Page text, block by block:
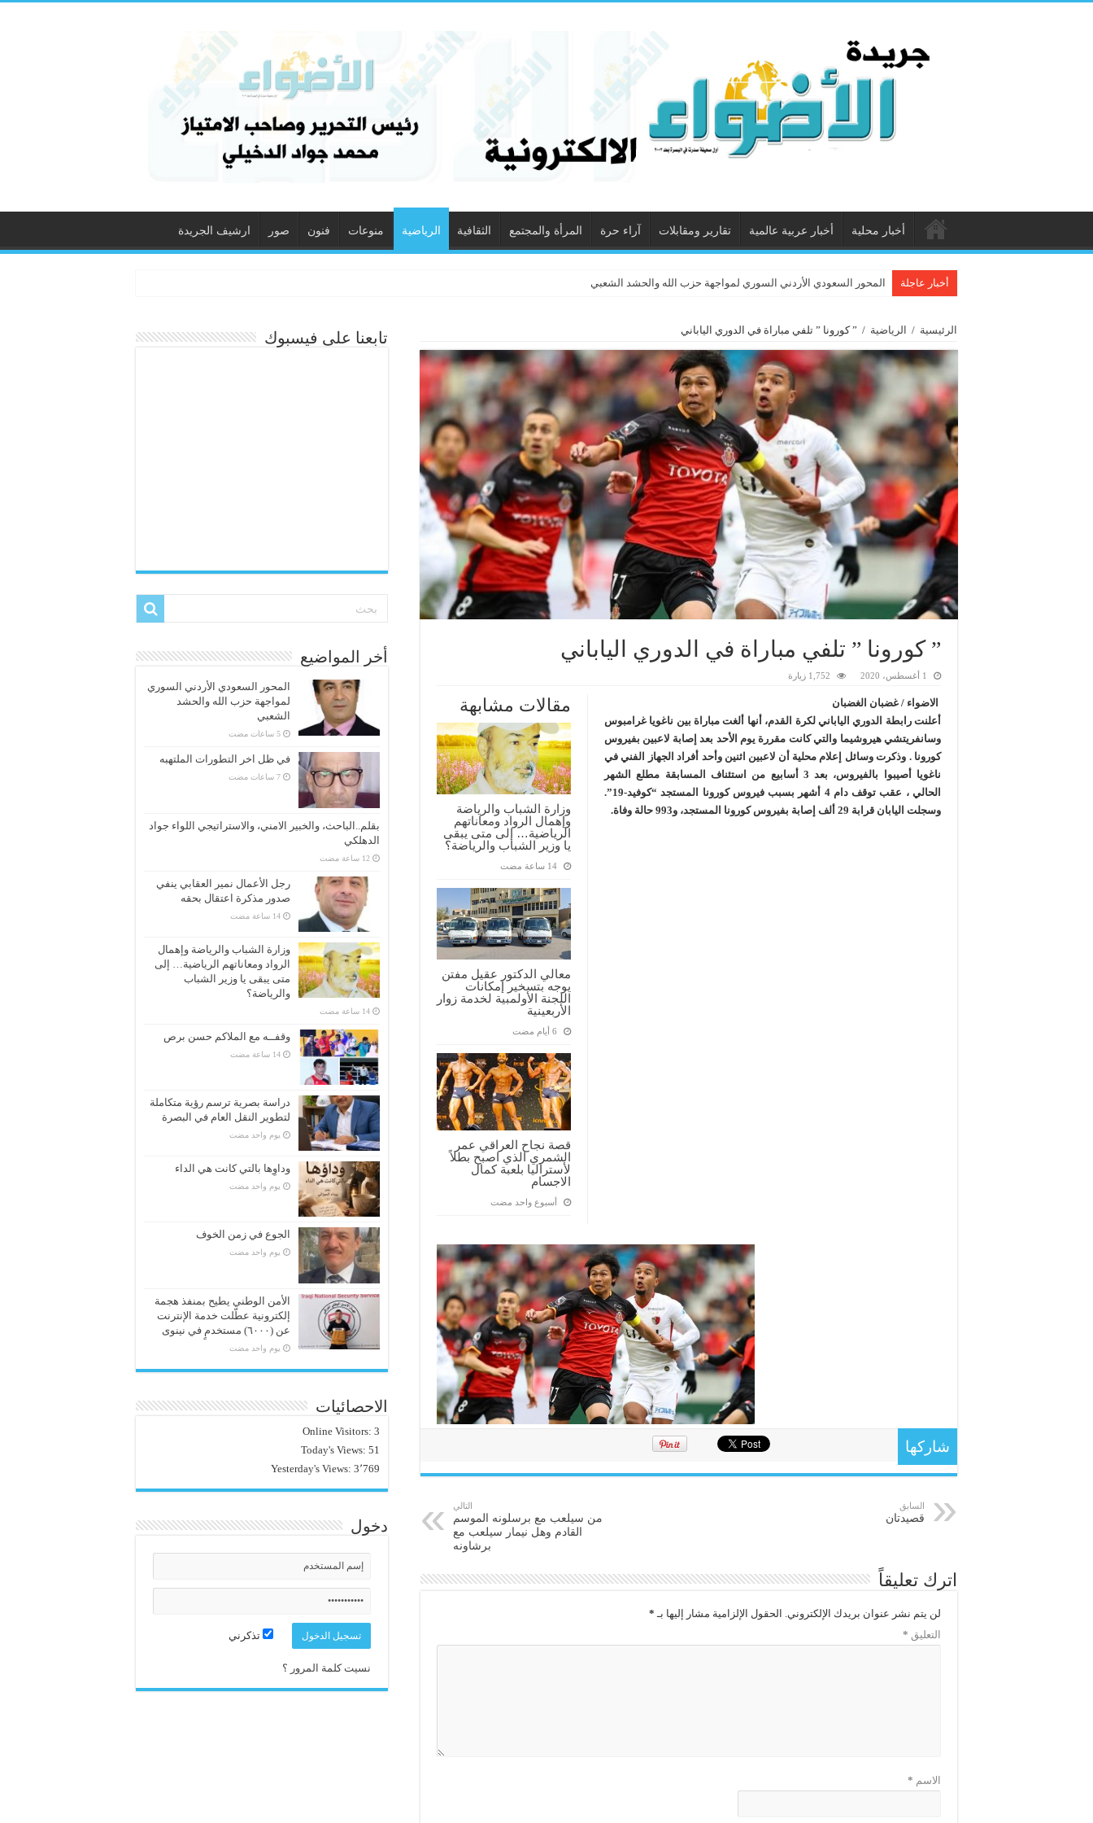
أخبار محلية أخبار عربية عالمية تقارير ومقابلات آراء حرة المرأة والمجتمع الثقافية الرياضية منوعات فنون صور ارشيف الجريدة
أخبار عاجلة المحور السعودي الأردني السوري لمواجهة حزب الله والحشد الشعبي
الرئيسية / الرياضية / ” كورونا ” تلفي مباراة في الدوري الياباني
” كورونا ” تلفي مباراة في الدوري الياباني
1 أغسطس، 2020 1,752 زيارة
مقالات مشابهة
وزارة الشباب والرياضة
وإهمال الرواد ومعاناتهم
الرياضية… إلى متى يبقى
يا وزير الشباب والرياضة؟
معالي الدكتور عقيل مفتن
يوجه بتسخير إمكانات
اللجنة الأولمبية لخدمة زوار
الأربعينية
قصة نجاح العراقي عمر
الشمري الذي اصبح بطلاً
لأستراليا بلعبة كمال
الاجسام
‏أسبوع واحد مضت
الاضواء / غضبان الغضبان
أعلنت رابطة الدوري الياباني لكرة القدم، أنها ألغت مباراة بين ناغويا غرامبوس
وسانفريتشي هيروشيما والتي كانت مقررة يوم الأحد بعد إصابة لاعبين بفيروس
كورونا . وذكرت وسائل إعلام محلية أن لاعبين اثنين وأحد أفراد الجهاز الفني في
ناغويا أصيبوا بالفيروس، بعد 3 أسابيع من استئناف المسابقة مطلع الشهر
الحالي ، عقب توقف دام 4 أشهر بسبب فيروس كورونا المستجد “كوفيد-19”.
وسجلت اليابان قرابة 29 ألف إصابة بفيروس كورونا المستجد، و993 حالة وفاة.
شاركها
السابق
قصيدتان
التالي
من سيلعب مع برسلونه الموسم
القادم وهل نيمار سيلعب مع
برشاونه
اترك تعليقاً
لن يتم نشر عنوان بريدك الإلكتروني. الحقول الإلزامية مشار إليها بـ *
التعليق *
الاسم *
تابعنا على فيسبوك
أخر المواضيع
المحور السعودي الأردني السوري
لمواجهة حزب الله والحشد
الشعبي
في ظل اخر التطورات الملتهبه
بقلم..الباحث، والخبير الامني، والاستراتيجي اللواء جواد
الدهلكي
رجل الأعمال نمير العقابي ينفي
صدور مذكرة اعتقال بحقه
وزارة الشباب والرياضة وإهمال
الرواد ومعاناتهم الرياضية… إلى
متى يبقى يا وزير الشباب
والرياضة؟
وقفــه مع الملاكم حسن برص
دراسة بصرية ترسم رؤية متكاملة
لتطوير النقل العام في البصرة
‏يوم واحد مضت
وداوِها بالتي كانت هي الداء
‏يوم واحد مضت
الجوع في زمن الخوف
‏يوم واحد مضت
الأمن الوطني يطيح بمنفذ هجمة
إلكترونية عطّلت خدمة الإنترنت
عن (٦٠٠٠) مستخدمٍ في نينوى
‏يوم واحد مضت
الاحصائيات
Online Visitors: 3
Today's Views: 51
Yesterday's Views: 3٬769
دخول
تذكرني
نسيت كلمة المرور ؟